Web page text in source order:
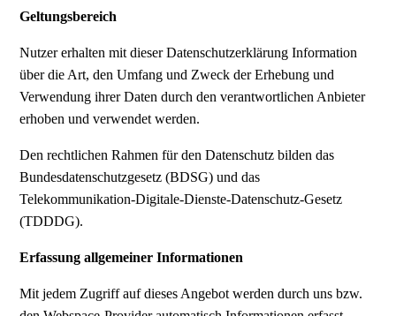
Geltungsbereich
Nutzer erhalten mit dieser Datenschutzerklärung Information
über die Art, den Umfang und Zweck der Erhebung und
Verwendung ihrer Daten durch den verantwortlichen Anbieter
erhoben und verwendet werden.
Den rechtlichen Rahmen für den Datenschutz bilden das
Bundesdatenschutzgesetz (BDSG) und das
Telekommunikation-Digitale-Dienste-Datenschutz-Gesetz
(TDDDG).
Erfassung allgemeiner Informationen
Mit jedem Zugriff auf dieses Angebot werden durch uns bzw.